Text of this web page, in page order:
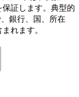
証します。典型的
銀行、国、所在
れます。